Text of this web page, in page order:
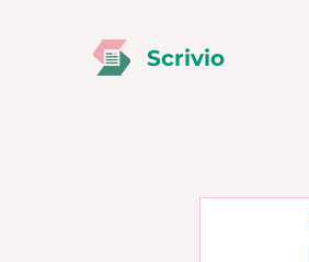
Scrivio